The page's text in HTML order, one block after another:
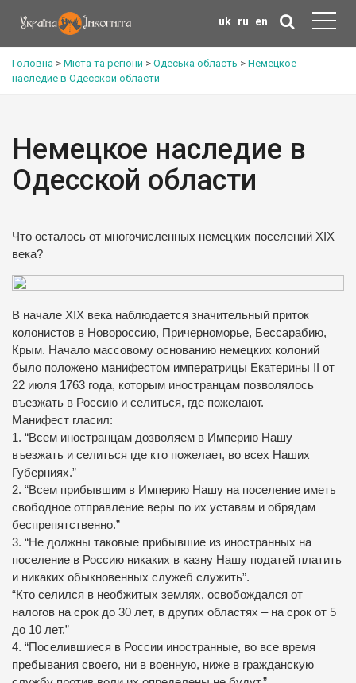
uk ru en
Головна > Міста та регіони > Одеська область > Немецкое
наследие в Одесской области
Немецкое наследие в
Одесской области
Что осталось от многочисленных немецких поселений XIX
века?
В начале XIX века наблюдается значительный приток
колонистов в Новороссию, Причерноморье, Бессарабию,
Крым. Начало массовому основанию немецких колоний
было положено манифестом императрицы Екатерины II от
22 июля 1763 года, которым иностранцам позволялось
въезжать в Россию и селиться, где пожелают.
Манифест гласил:
1. “Всем иностранцам дозволяем в Империю Нашу
въезжать и селиться где кто пожелает, во всех Наших
Губерниях.”
2. “Всем прибывшим в Империю Нашу на поселение иметь
свободное отправление веры по их уставам и обрядам
беспрепятственно.”
3. “Не должны таковые прибывшие из иностранных на
поселение в Россию никаких в казну Нашу податей платить
и никаких обыкновенных служеб служить”.
“Кто селился в необжитых землях, освобождался от
налогов на срок до 30 лет, в других областях – на срок от 5
до 10 лет.”
4. “Поселившиеся в России иностранные, во все время
пребывания своего, ни в военную, ниже в гражданскую